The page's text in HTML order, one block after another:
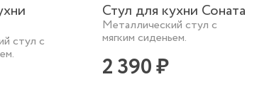
стул с
Стул для кухни Соната
Металлический стул с
мягким сиденьем.
2 390 ₽